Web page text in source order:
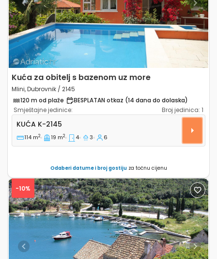
Previous Next
Kuća za obitelj s bazenom uz more
Mlini, Dubrovnik / 2145
120 m od plaže
BESPLATAN otkaz (14 dana do dolaska)
Smještajne jedinice:
Broj jedinica: 1
Četverosobna kuća Mlini, Dubrovnik K-2145
KUĆA K-2145
114 m2 19 m2 4 3 6
Odaberi datume i broj gostijuza točnu cijenu
Previous Next
-10%